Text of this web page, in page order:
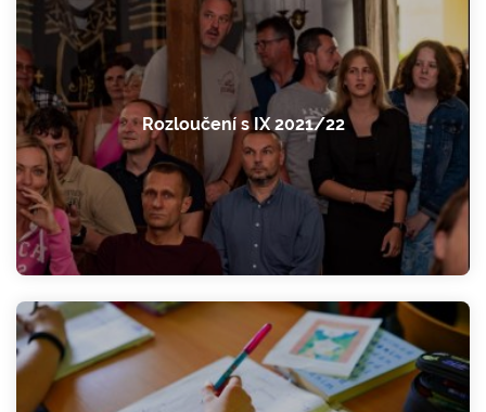
Rozloučení s IX 2021/22